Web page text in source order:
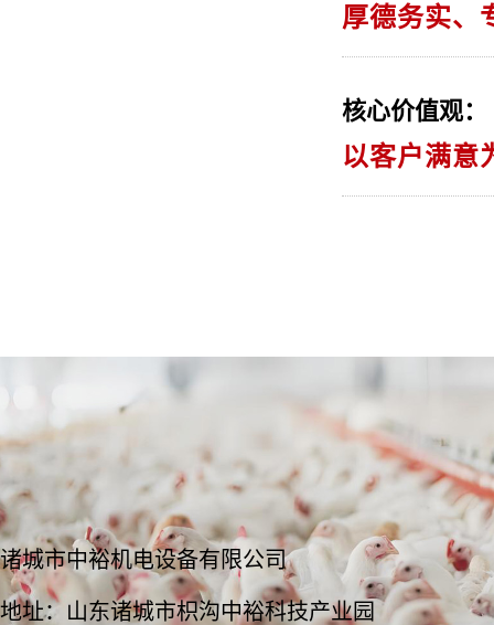
厚德务实、
核心价值观：
以客户满意
诸城市中裕机电设备有限公司
地址：山东诸城市枳沟中裕科技产业园